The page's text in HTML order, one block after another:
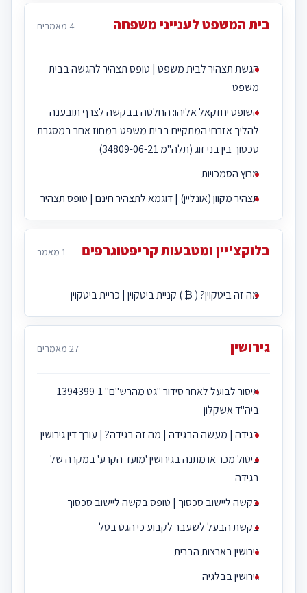
בית המשפט לענייני משפחה 4 מאמרים
הגשת תצהיר לבית משפט | טופס תצהיר להגשה בבית
משפט
השופט יחזקאל אליהו: החלטה בבקשה לצרף תובענה
להליך אזרחי המתקיים בבית משפט במחוז אחר במסגרת
סכסוך בין בני זוג (תלה"מ 34809-06-21)
מרוץ הסמכויות
תצהיר מקוון (אונליין) | דוגמא לתצהיר חינם | טופס תצהיר
בלוקצ'יין ומטבעות קריפטוגרפים 1 מאמר
מה זה ביטקוין? ( ₿ ) קניית ביטקוין | כריית ביטקוין
גירושין 27 מאמרים
איסור לבועל לאחר סידור ''גט מהרש''ם'' 1394399-1
ביה''ד אשקלון
בגידה | מעשה הבגידה | מה זה בגידה? | עורך דין גירושין
ביטול מכר או מתנה בגירושין 'מועד הקרע' במקרה של
בגידה
בקשה ליישוב סכסוך | טופס בקשה ליישוב סכסוך
בקשת הבעל לשעבר לקבוע כי הגט בטל
גירושין בארצות הברית
גירושין בבלגיה